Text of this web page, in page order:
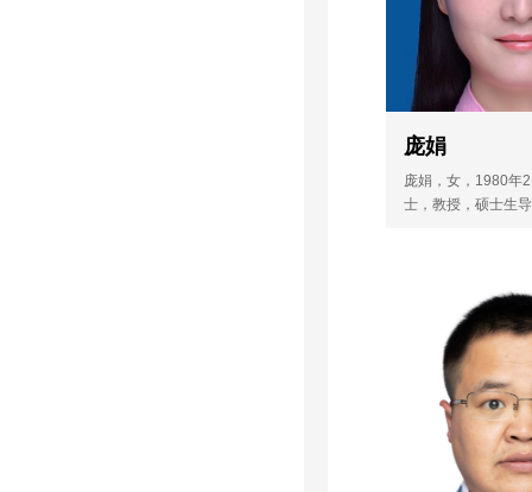
项。授权国家发明
权3项。已在国内
议上发表论文20余
筑工程学院党委
先后入选国家留
者计划、江苏省
年骨干教师、南
凝土温度裂缝控
值仿真分析。主
5项、软件著作
外核心期刊和国
文20余篇，...
庞娟
庞娟，女，1980年
士，教授，硕士生
选、江苏省“333”
象、江苏省双创计
人才项目。主要从
域的研究，包括功
与制备等。主持国
目1项、江苏省产
省高校自然科学基
表SCI收录论...
庞娟，女，1980
博士，教授，硕
金陵科技学院材
材料与工程系副
选江苏省高校优